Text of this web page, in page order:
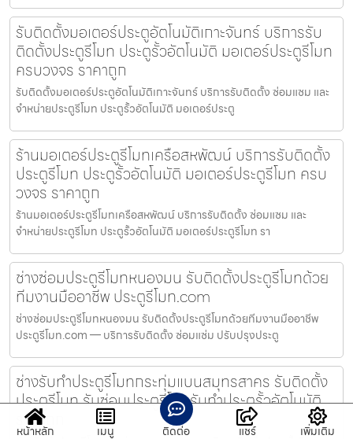
รับติดตั้งมอเตอร์ประตูอัตโนมัติเกาะจันทร์ บริการรับ
ติดตั้งประตูรีโมท ประตูรั้วอัตโนมัติ มอเตอร์ประตูรีโมท
ครบวงจร ราคาถูก
รับติดตั้งมอเตอร์ประตูอัตโนมัติเกาะจันทร์ บริการรับติดตั้ง ซ่อมแซม และ
จำหน่ายประตูรีโมท ประตูรั้วอัตโนมัติ มอเตอร์ประตู
ร้านมอเตอร์ประตูรีโมทเครือสหพัฒน์ บริการรับติดตั้ง
ประตูรีโมท ประตูรั้วอัตโนมัติ มอเตอร์ประตูรีโมท ครบ
วงจร ราคาถูก
ร้านมอเตอร์ประตูรีโมทเครือสหพัฒน์ บริการรับติดตั้ง ซ่อมแซม และ
จำหน่ายประตูรีโมท ประตูรั้วอัตโนมัติ มอเตอร์ประตูรีโมท รา
ช่างซ่อมประตูรีโมทหนองมน รับติดตั้งประตูรีโมทด้วย
ทีมงานมืออาชีพ ประตูรีโมท.com
ช่างซ่อมประตูรีโมทหนองมน รับติดตั้งประตูรีโมทด้วยทีมงานมืออาชีพ
ประตูรีโมท.com — บริการรับติดตั้ง ซ่อมแซ่ม ปรับปรุงประตู
ช่างรับทำประตูรีโมทกระทุ่มแบนสมุทรสาคร รับติดตั้ง
ประตูรีโมท รับซ่อมประตูรีโมทรับทำประตูรั้วอัตโนมัติ
ราคาถูก
หน้าหลัก เมนู ติดต่อ แชร์ เพิ่มเติม